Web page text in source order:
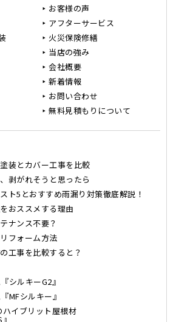
お客様の声
アフターサービス
火災保険修繕
当店の強み
会社概要
新着情報
お問い合わせ
無料見積もりについて
装とカバー工事を比較
剥がれそうと思ったら
ト5とおすすめ雨漏り対策徹底解説！
おススメする理由
ナンス不要？
フォーム方法
工事を比較すると？
シルキーG2』
MFシルキー』
イブリット屋根材